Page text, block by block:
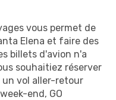
vous permet de
Elena et faire des
billets d'avion n'a
souhaitiez réserver
un vol aller-retour
end, GO